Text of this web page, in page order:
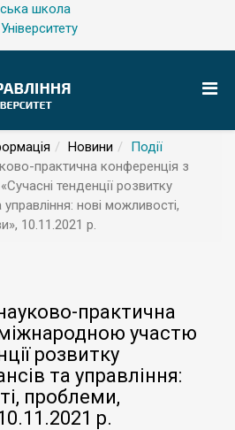
школа
Новини
Події
практична конференція з
тенденції розвитку
нові можливості,
10.11.2021 р.
практична
участю
розвитку
та управління:
проблеми,
р.